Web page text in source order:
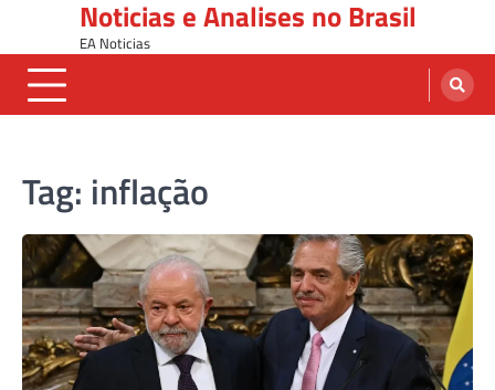
content
Noticias e Analises no Brasil
EA Noticias
Tag: inflação